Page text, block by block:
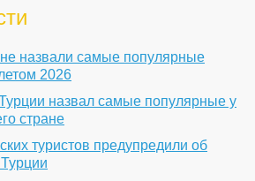
назвали самые популярные
2026
назвал самые популярные у
стране
туристов предупредили об